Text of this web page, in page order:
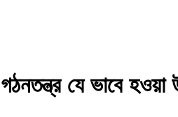
যে ভাবে হওয়া